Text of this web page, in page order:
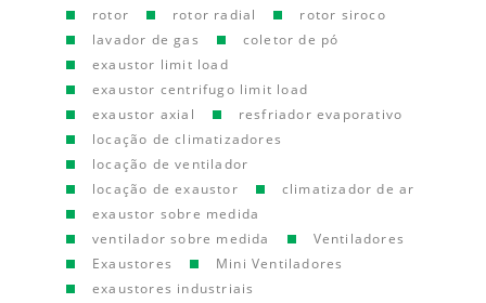
rotor
rotor radial
rotor siroco
lavador de gas
coletor de pó
exaustor limit load
exaustor centrifugo limit load
exaustor axial
resfriador evaporativo
locação de climatizadores
locação de ventilador
locação de exaustor
climatizador de ar
exaustor sobre medida
ventilador sobre medida
Ventiladores
Exaustores
Mini Ventiladores
exaustores industriais